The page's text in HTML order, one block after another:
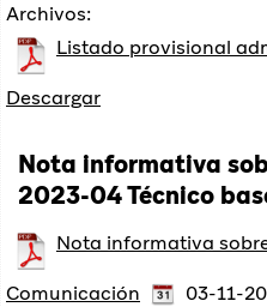
Archivos:
Listado provisional
Descargar
Nota informativa
2023-04 Técnico
Nota informativa
Comunicación
03-11-